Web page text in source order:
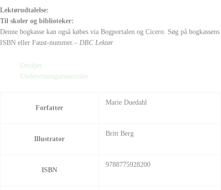
Lektørudtalelse:
Til skoler og biblioteker:
Denne bogkasse kan også købes via Bogportalen og Cicero. Søg på bogkassens
ISBN eller Faust-nummer.– DBC Lektør
Detaljer
Undervisningsmaterialer
Forfatter
Marie Duedahl
Illustrator
Britt Berg
ISBN
9788775928200